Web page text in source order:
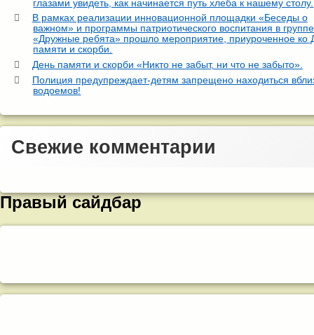
глазами увидеть, как начинается путь хлеба к нашему столу.
В рамках реализации инновационной площадки «Беседы о
важном» и программы патриотического воспитания в
«Дружные ребята» прошло мероприятие, приуроченное ко
памяти и скорби.
День памяти и скорби «Никто не забыт, ни что не забыто».
Полиция предупреждает-детям запрещено находиться
водоемов!
Свежие комментарии
Правый сайдбар